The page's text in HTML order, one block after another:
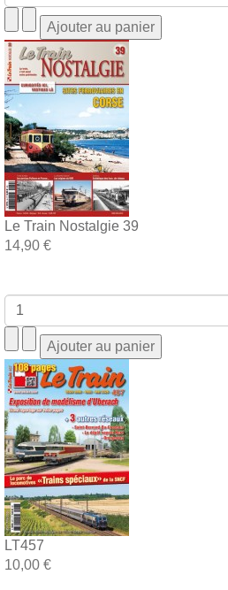
Le Train Nostalgie 39
14,90 €
LT457
10,00 €